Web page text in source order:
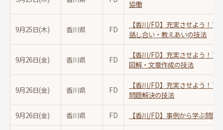
協働
9月25日(木) 香川県 FD
【香川/FD】充実させよう！ア
話し合い・教えあいの技法
9月26日(金) 香川県 FD
【香川/FD】充実させよう！ア
図解・文章作成の技法
9月26日(金) 香川県 FD
【香川/FD】充実させよう！ア
問題解決の技法
9月26日(金) 香川県 FD 【香川/FD】事例から学ぶ問題